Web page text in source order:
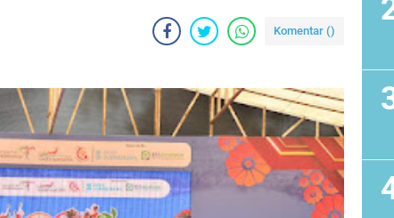
Komentar ()